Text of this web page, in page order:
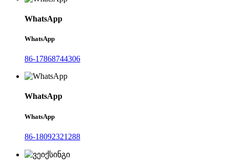
WhatsApp
WhatsApp
86-17868744306
WhatsApp
WhatsApp
86-18092321288